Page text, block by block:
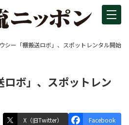
シー「棚搬送ロボ」、スポットレンタル開始
ロボ」、スポットレン
X（旧Twitter） Facebook